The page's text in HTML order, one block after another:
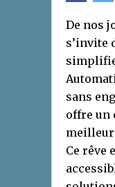
De nos
s’invite
sans
offre un
Ce rêve